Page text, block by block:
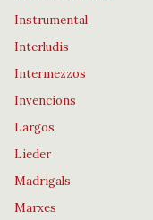
Instrumental
Interludis
Intermezzos
Invencions
Largos
Lieder
Madrigals
Marxes